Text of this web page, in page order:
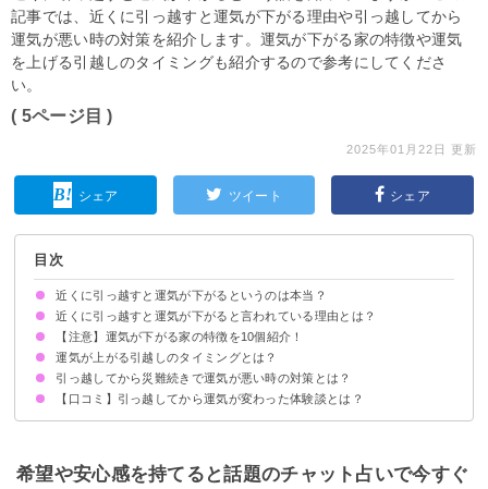
記事では、近くに引っ越すと運気が下がる理由や引っ越してから
運気が悪い時の対策を紹介します。運気が下がる家の特徴や運気
を上げる引越しのタイミングも紹介するので参考にしてくださ
い。
( 5ページ目 )
2025年01月22日 更新
シェア ツイート シェア
目次
近くに引っ越すと運気が下がるというのは本当？
近くに引っ越すと運気が下がると言われている理由とは？
【注意】運気が下がる家の特徴を10個紹介！
運気が上がる引越しのタイミングとは？
引っ越してから災難続きで運気が悪い時の対策とは？
【口コミ】引っ越してから運気が変わった体験談とは？
希望や安心感を持てると話題のチャット占いで今すぐ